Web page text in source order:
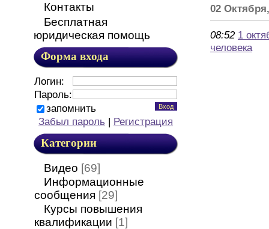
Контакты
Бесплатная
юридическая помощь
Форма входа
Логин:
Пароль:
запомнить
Забыл пароль | Регистрация
Категории
Видео [69]
Информационные
сообщения [29]
Курсы повышения
квалификации [1]
02
08:52 1
человека